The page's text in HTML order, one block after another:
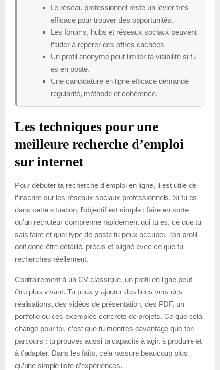
Le réseau professionnel reste un levier très
efficace pour trouver des opportunités.
Les forums, hubs et réseaux sociaux peuvent
t’aider à repérer des offres cachées.
Un profil anonyme peut limiter ta visibilité si tu
es en poste.
Une candidature en ligne efficace demande
régularité, méthode et cohérence.
Les techniques pour une
meilleure recherche d’emploi
sur internet
Pour débuter ta recherche d’emploi en ligne, il est utile de
t’inscrire sur les réseaux sociaux professionnels. Si tu es
dans cette situation, l’objectif est simple : faire en sorte
qu’un recruteur comprenne rapidement qui tu es, ce que tu
sais faire et quel type de poste tu peux occuper. Ton profil
doit donc être détaillé, précis et aligné avec ce que tu
recherches réellement.
Contrairement à un CV classique, un profil en ligne peut
être plus vivant. Tu peux y ajouter des liens vers des
réalisations, des vidéos de présentation, des PDF, un
portfolio ou des exemples concrets de projets. Ce que cela
change pour toi, c’est que tu montres davantage que ton
parcours : tu prouves aussi ta capacité à agir, à produire et
à t’adapter. Dans les faits, cela rassure beaucoup plus
qu’une simple liste d’expériences.